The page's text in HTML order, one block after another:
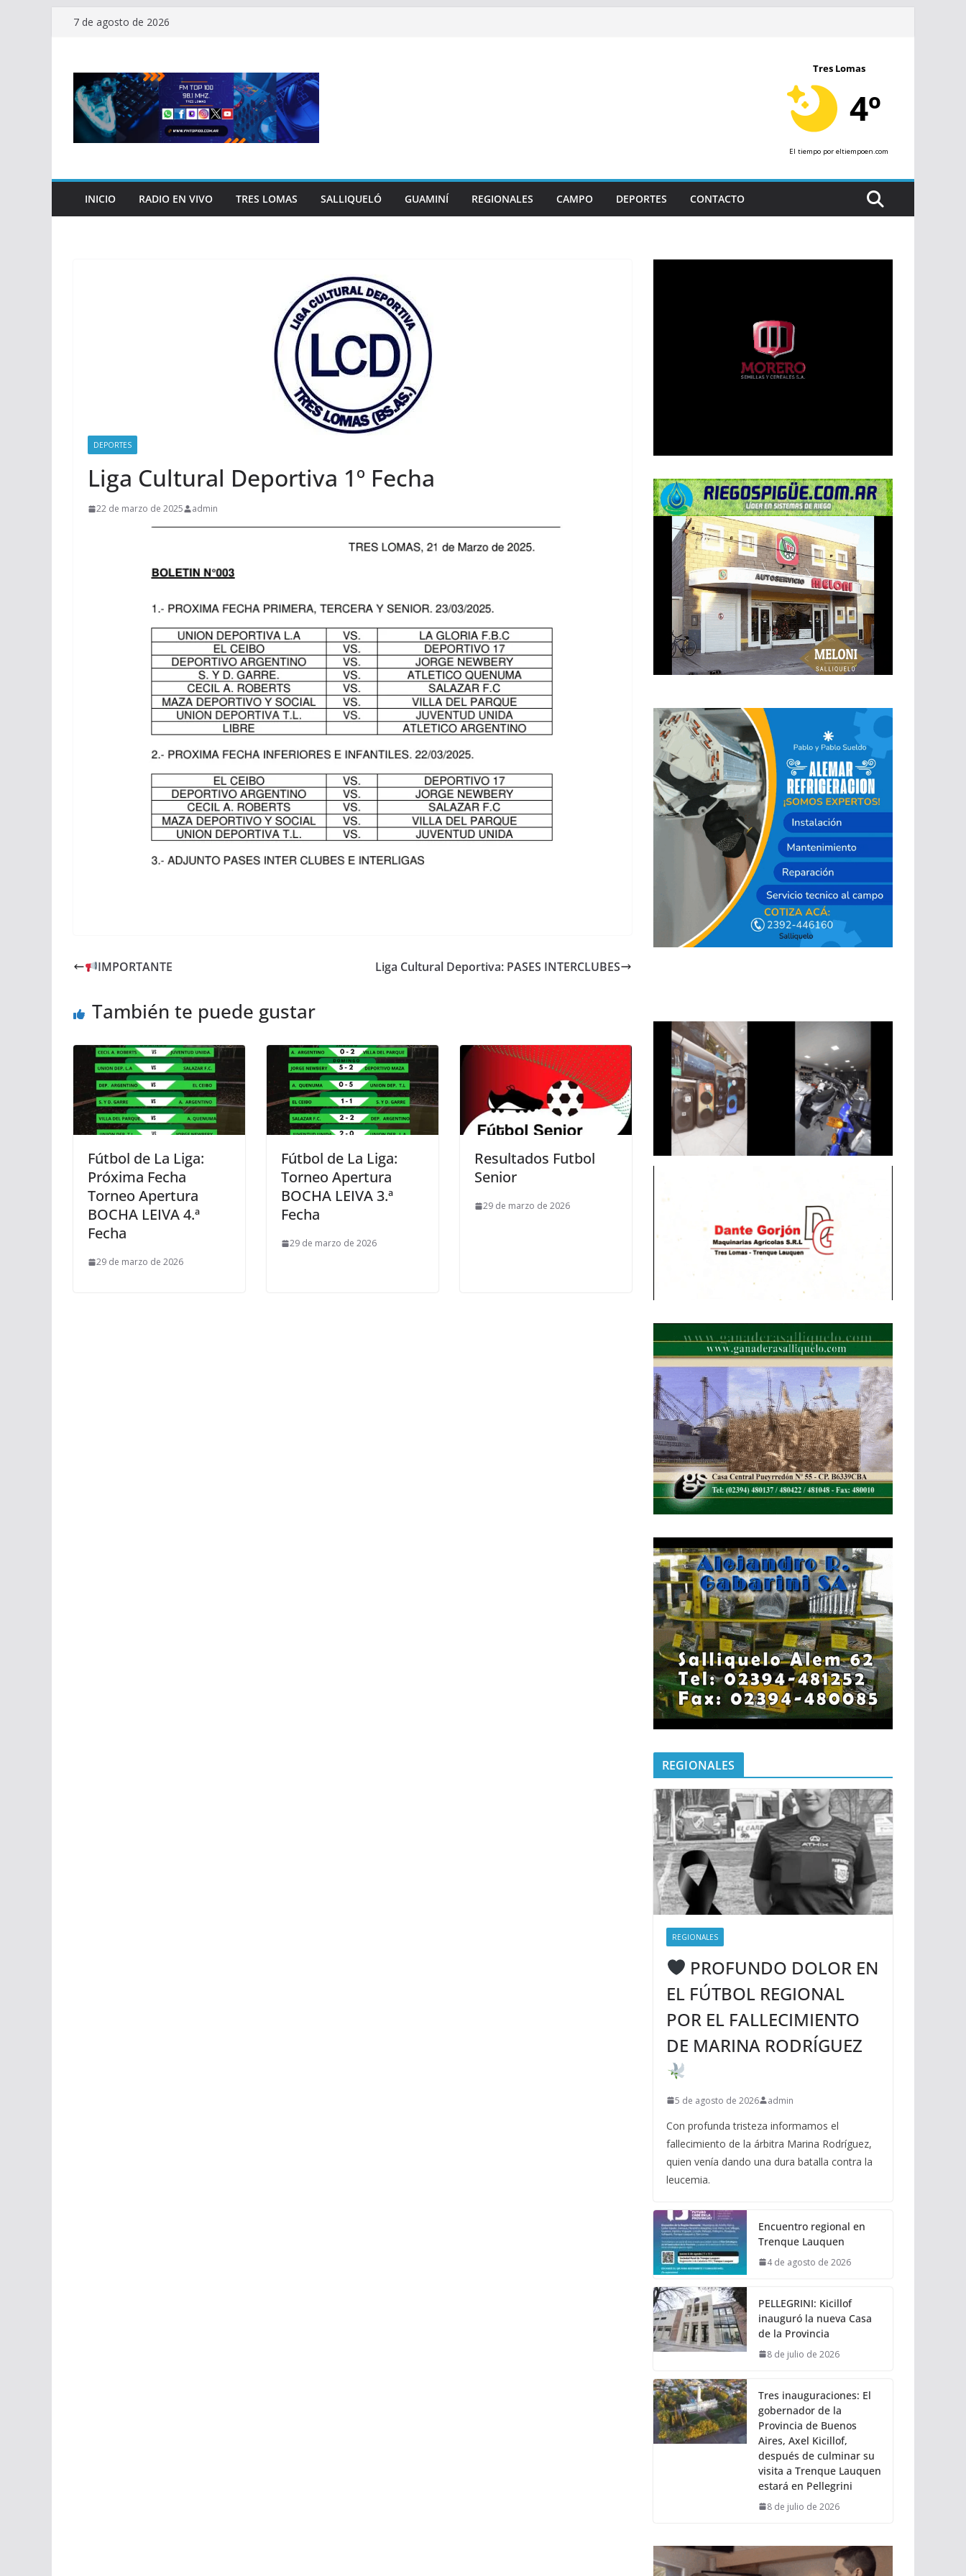
Saltar7 de agosto de 2026
Tres Lomas
4º
El tiempo por eltiempoen.com
INICIO RADIO EN VIVO TRES LOMAS SALLIQUELÓ GUAMINÍ REGIONALES CAMPO DEPORTES CONTACTO
DEPORTES
Liga Cultural Deportiva 1º Fecha
22 de marzo de 2025 admin
IMPORTANTE Liga Cultural Deportiva: PASES INTERCLUBES
También te puede gustar
Fútbol de La Liga:
Próxima Fecha
Torneo Apertura
BOCHA LEIVA 4.ª
Fecha
29 de marzo de 2026
Fútbol de La Liga:
Torneo Apertura
BOCHA LEIVA 3.ª
Fecha
29 de marzo de 2026
Resultados Futbol
Senior
29 de marzo de 2026
REGIONALES
REGIONALES
PROFUNDO DOLOR EN
EL FÚTBOL REGIONAL
POR EL FALLECIMIENTO
DE MARINA RODRÍGUEZ
5 de agosto de 2026 admin
Con profunda tristeza informamos el
fallecimiento de la árbitra Marina Rodríguez,
quien venía dando una dura batalla contra la
leucemia.
Encuentro regional en
Trenque Lauquen
4 de agosto de 2026
PELLEGRINI: Kicillof
inauguró la nueva Casa
de la Provincia
8 de julio de 2026
Tres inauguraciones: El
gobernador de la
Provincia de Buenos
Aires, Axel Kicillof,
después de culminar su
visita a Trenque Lauquen
estará en Pellegrini
8 de julio de 2026